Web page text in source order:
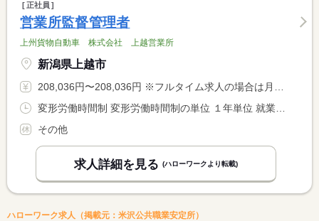
正社員
営業所監督管理者
上州貨物自動車 株式会社 上越営業所
新潟県上越市
208,036円〜208,036円 ※フルタイム求人の場合は月額（換算額）、パート求人の場合は時間額を表示しています。
その他
求人詳細を見る (ハローワークより転載)
ハローワーク求人（掲載元：米沢公共職業安定所）